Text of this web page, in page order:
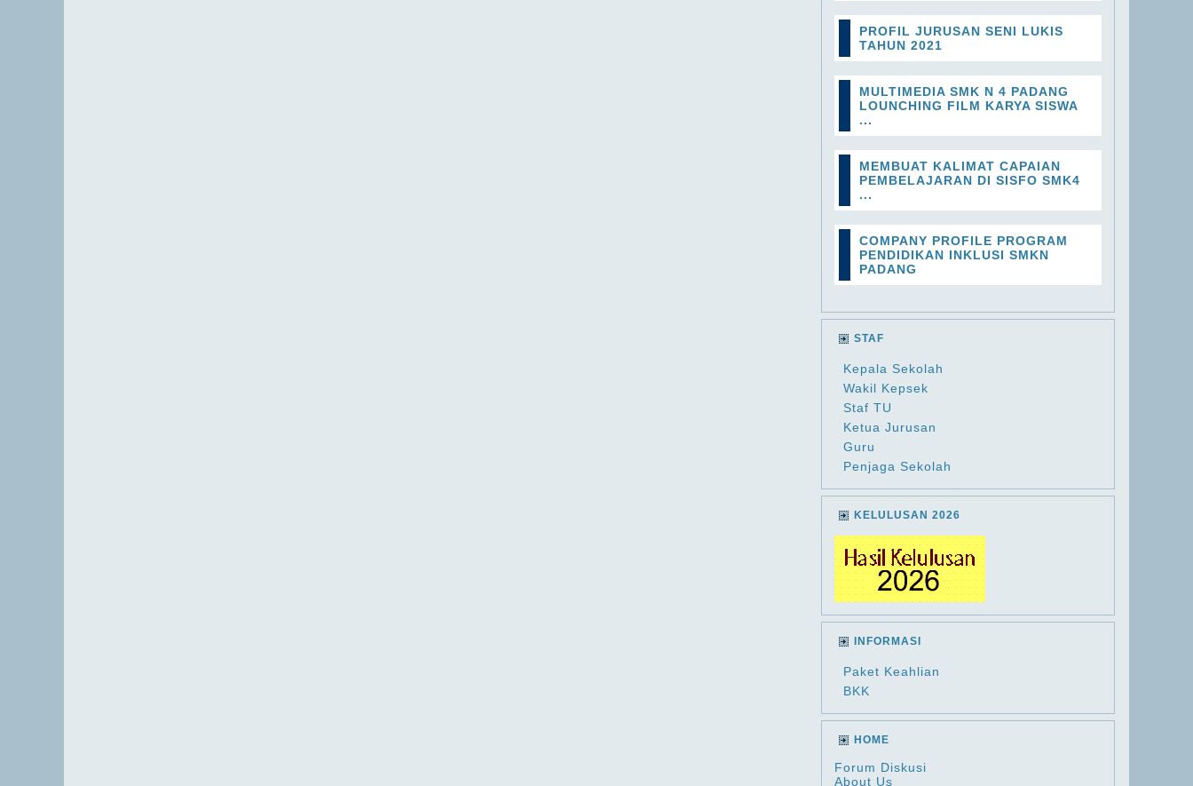
PROFIL JURUSAN SENI LUKIS
TAHUN 2021
MULTIMEDIA SMK N 4 PADANG
LOUNCHING FILM KARYA SISWA
...
MEMBUAT KALIMAT CAPAIAN
PEMBELAJARAN DI SISFO SMK4
...
COMPANY PROFILE PROGRAM
PENDIDIKAN INKLUSI SMKN
PADANG
STAF
Kepala Sekolah
Wakil Kepsek
Staf TU
Ketua Jurusan
Guru
Penjaga Sekolah
KELULUSAN 2026
INFORMASI
Paket Keahlian
BKK
HOME
Forum Diskusi
About Us